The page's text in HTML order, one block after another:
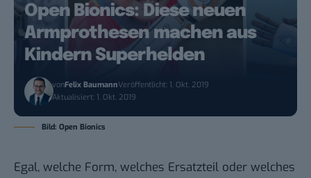
Open Bionics: Diese neuen
Armprothesen machen aus
Kindern Superhelden
vonFelix BaumannVeröffentlicht: 1. Okt. 2019
Aktualisiert: 1. Okt. 2019
Bild: Open Bionics
Egal, welche Form, welches Ersatzteil oder welches